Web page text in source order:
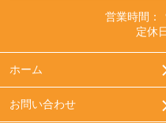
営業時間：
定休
ホーム
お問い合わせ